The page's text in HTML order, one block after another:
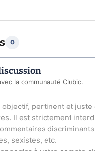
0
la communauté Clubic.